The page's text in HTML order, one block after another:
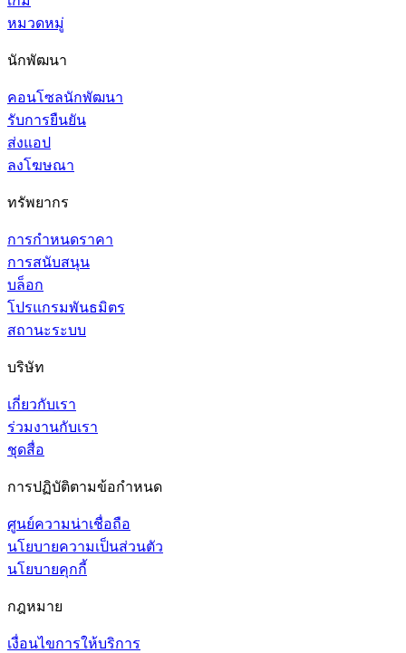
หมวดหมู่
นักพัฒนา
คอนโซลนักพัฒนา
รับการยืนยัน
ส่งแอป
ลงโฆษณา
ทรัพยากร
การกำหนดราคา
การสนับสนุน
บล็อก
โปรแกรมพันธมิตร
สถานะระบบ
บริษัท
เกี่ยวกับเรา
ร่วมงานกับเรา
ชุดสื่อ
การปฏิบัติตามข้อกำหนด
ศูนย์ความน่าเชื่อถือ
นโยบายความเป็นส่วนตัว
นโยบายคุกกี้
กฎหมาย
เงื่อนไขการให้บริการ